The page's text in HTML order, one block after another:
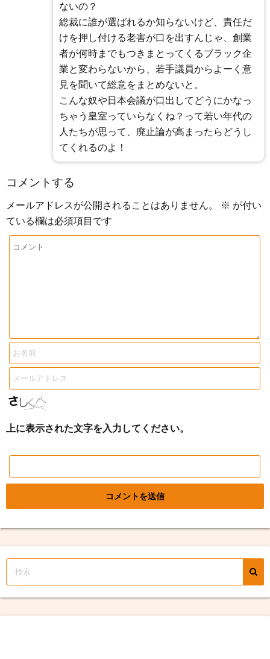
ないの？
総裁に誰が選ばれるか知らないけど、責任だ
けを押し付ける老害が口を出すんじゃ、創業
者が何時までもつきまとってくるブラック企
業と変わらないから、若手議員からよーく意
見を聞いて総意をまとめないと。
こんな奴や日本会議が口出してどうにかなっ
ちゃう皇室っていらなくね？って若い年代の
人たちが思って、廃止論が高まったらどうし
てくれるのよ！
コメントする
メールアドレスが公開されることはありません。 ※ が付い
ている欄は必須項目です
上に表示された文字を入力してください。